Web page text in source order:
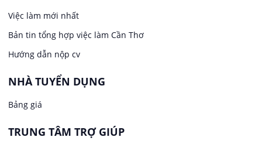
Lái xe
Lao Động Phổ Thông
Lễ tân
May mặc
Việc làm tại Long Tuyền
Việc làm tại Hưng Phú
Việc làm tại Phước Thới
Việc làm tại Thới Long
Việc làm tại Trung Nhất
Việc làm mới nhất
Bản tin tổng hợp việc làm Cần Thơ
Hướng dẫn nộp cv
NHÀ TUYỂN DỤNG
Bảng giá
TRUNG TÂM TRỢ GIÚP